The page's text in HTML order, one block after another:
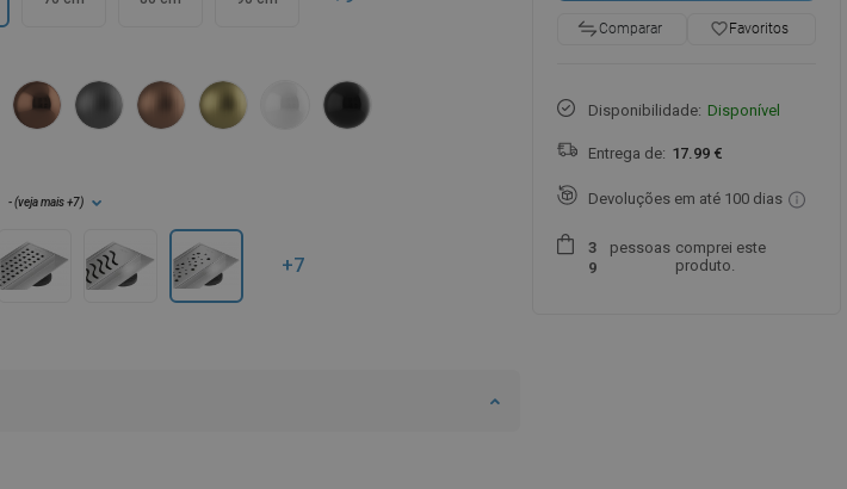
- (veja mais+7)
+7
Comparar favorite_borderFavoritos
Disponibilidade: Disponível
Entrega de: 17.99 €
Devoluções em até 100 dias
3
9
pessoas comprei este
produto.